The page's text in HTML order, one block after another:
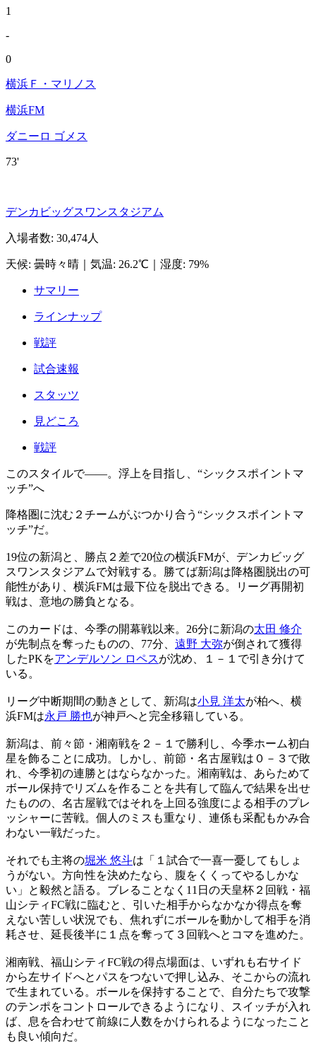
1
-
0
横浜Ｆ・マリノス
横浜FM
ダニーロ ゴメス
73'
デンカビッグスワンスタジアム
入場者数: 30,474人
天候: 曇時々晴 気温: 26.2℃ 湿度: 79%
サマリー
ラインナップ
戦評
試合速報
スタッツ
見どころ
戦評
このスタイルで――。浮上を目指し、“シックスポイントマ
ッチ”へ
降格圏に沈む２チームがぶつかり合う“シックスポイントマ
ッチ”だ。
19位の新潟と、勝点２差で20位の横浜FMが、デンカビッグ
スワンスタジアムで対戦する。勝てば新潟は降格圏脱出の可
能性があり、横浜FMは最下位を脱出できる。リーグ再開初
戦は、意地の勝負となる。
このカードは、今季の開幕戦以来。26分に新潟の太田 修介
が先制点を奪ったものの、77分、 遠野 大弥が倒されて獲得
したPKをアンデルソン ロペスが沈め、１－１で引き分けて
いる。
リーグ中断期間の動きとして、新潟は小見 洋太が柏へ、横
浜FMは永戸 勝也が神戸へと完全移籍している。
新潟は、前々節・湘南戦を２－１で勝利し、今季ホーム初白
星を飾ることに成功。しかし、前節・名古屋戦は０－３で敗
れ、今季初の連勝とはならなかった。湘南戦は、あらためて
ボール保持でリズムを作ることを共有して臨んで結果を出せ
たものの、名古屋戦ではそれを上回る強度による相手のプレ
ッシャーに苦戦。個人のミスも重なり、連係も采配もかみ合
わない一戦だった。
それでも主将の堀米 悠斗は「１試合で一喜一憂してもしょ
うがない。方向性を決めたなら、腹をくくってやるしかな
い」と毅然と語る。ブレることなく11日の天皇杯２回戦・福
山シティFC戦に臨むと、引いた相手からなかなか得点を奪
えない苦しい状況でも、焦れずにボールを動かして相手を消
耗させ、延長後半に１点を奪って３回戦へとコマを進めた。
湘南戦、福山シティFC戦の得点場面は、いずれも右サイド
から左サイドへとパスをつないで押し込み、そこからの流れ
で生まれている。ボールを保持することで、自分たちで攻撃
のテンポをコントロールできるようになり、スイッチが入れ
ば、息を合わせて前線に人数をかけられるようになったこと
も良い傾向だ。